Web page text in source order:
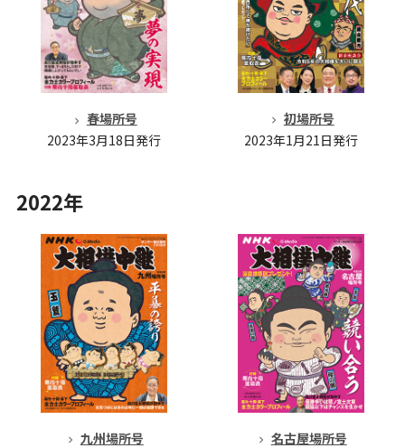
春場所号
2023年3月18日発行
初場所号
2023年1月21日発行
2022年
九州場所号
名古屋場所号